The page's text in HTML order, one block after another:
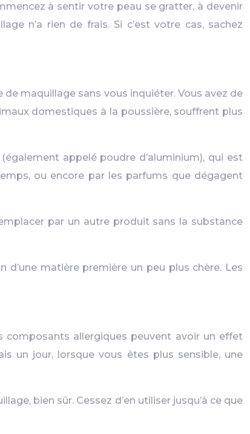
à sentir votre peau se gratter, à devenir
n’a rien de frais. Si c’est votre cas, sachez
maquillage sans vous inquiéter. Vous avez de
domestiques à la poussière, souffrent plus
appelé poudre d’aluminium), qui est
ou encore par les parfums que dégagent
par un autre produit sans la substance
matière première un peu plus chère. Les
composants allergiques peuvent avoir un effet
un jour, lorsque vous êtes plus sensible, une
bien sûr. Cessez d’en utiliser jusqu’à ce que